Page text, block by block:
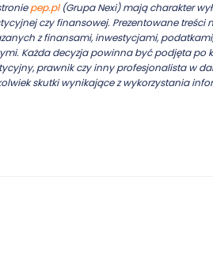
pep.pl(Grupa Nexi) mają charakter
czy finansowej. Prezentowane
z finansami, inwestycjami,
Każda decyzja powinna być podjęta po
prawnik czy inny profesjonalista w
skutki wynikające z wykorzystania